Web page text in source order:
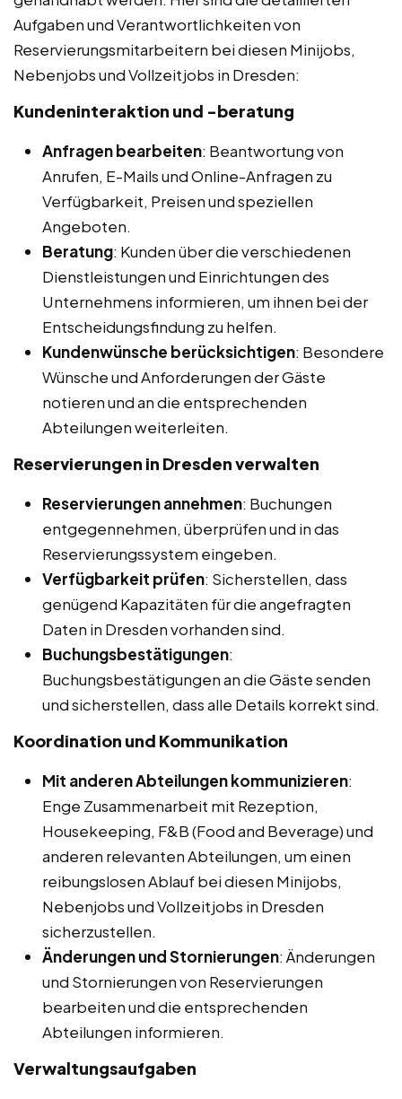
Aufgaben und Verantwortlichkeiten von
Reservierungsmitarbeitern bei diesen Minijobs,
Nebenjobs und Vollzeitjobs in Dresden:
Kundeninteraktion und -beratung
Anfragen bearbeiten: Beantwortung von
Anrufen, E-Mails und Online-Anfragen zu
Verfügbarkeit, Preisen und speziellen
Angeboten.
Beratung: Kunden über die verschiedenen
Dienstleistungen und Einrichtungen des
Unternehmens informieren, um ihnen bei der
Entscheidungsfindung zu helfen.
Kundenwünsche berücksichtigen: Besondere
Wünsche und Anforderungen der Gäste
notieren und an die entsprechenden
Abteilungen weiterleiten.
Reservierungen in Dresdenverwalten
Reservierungen annehmen: Buchungen
entgegennehmen, überprüfen und in das
Reservierungssystem eingeben.
Verfügbarkeit prüfen: Sicherstellen, dass
genügend Kapazitäten für die angefragten
Daten in Dresden vorhanden sind.
Buchungsbestätigungen:
Buchungsbestätigungen an die Gäste senden
und sicherstellen, dass alle Details korrekt sind.
Koordination und Kommunikation
Mit anderen Abteilungen kommunizieren:
Enge Zusammenarbeit mit Rezeption,
Housekeeping, F&B (Food and Beverage) und
anderen relevanten Abteilungen, um einen
reibungslosen Ablauf bei diesen Minijobs,
Nebenjobs und Vollzeitjobs in Dresden
sicherzustellen.
Änderungen und Stornierungen: Änderungen
und Stornierungen von Reservierungen
bearbeiten und die entsprechenden
Abteilungen informieren.
Verwaltungsaufgaben